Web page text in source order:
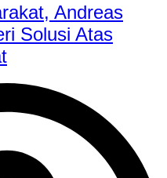
Andreas
Solusi Atas